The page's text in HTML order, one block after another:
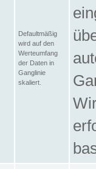
Defaultmäßig
wird auf den
Werteumfang
der Daten in
Ganglinie
skaliert.